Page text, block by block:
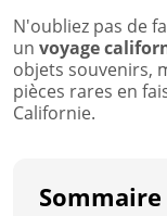
N'oubliez pas de
un voyage
objets souvenirs,
pièces rares en
Californie.